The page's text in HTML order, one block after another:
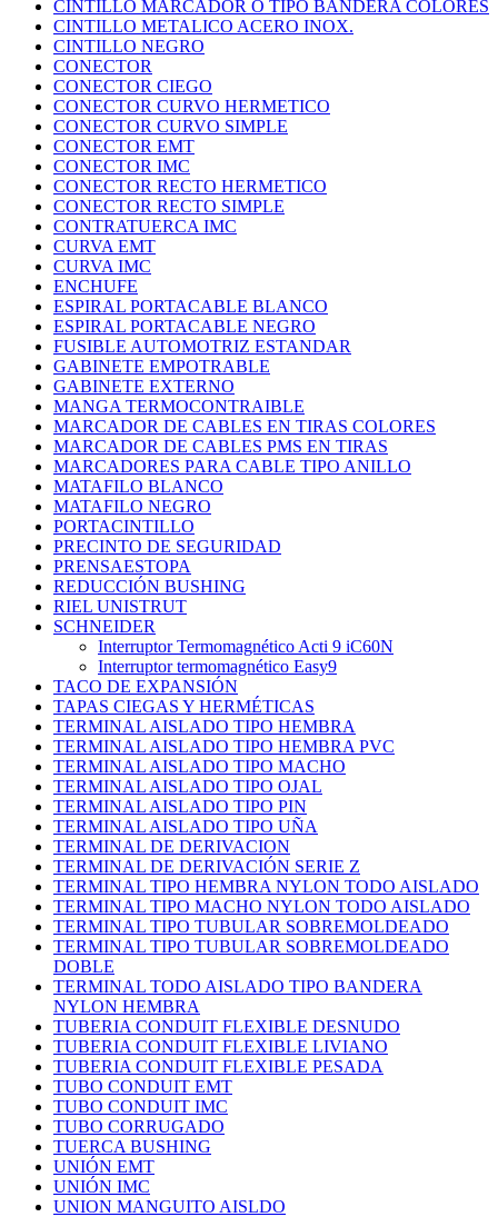
CINTILLO MARCADOR O TIPO BANDERA COLORES
CINTILLO METALICO ACERO INOX.
CINTILLO NEGRO
CONECTOR
CONECTOR CIEGO
CONECTOR CURVO HERMETICO
CONECTOR CURVO SIMPLE
CONECTOR EMT
CONECTOR IMC
CONECTOR RECTO HERMETICO
CONECTOR RECTO SIMPLE
CONTRATUERCA IMC
CURVA EMT
CURVA IMC
ENCHUFE
ESPIRAL PORTACABLE BLANCO
ESPIRAL PORTACABLE NEGRO
FUSIBLE AUTOMOTRIZ ESTANDAR
GABINETE EMPOTRABLE
GABINETE EXTERNO
MANGA TERMOCONTRAIBLE
MARCADOR DE CABLES EN TIRAS COLORES
MARCADOR DE CABLES PMS EN TIRAS
MARCADORES PARA CABLE TIPO ANILLO
MATAFILO BLANCO
MATAFILO NEGRO
PORTACINTILLO
PRECINTO DE SEGURIDAD
PRENSAESTOPA
REDUCCIÓN BUSHING
RIEL UNISTRUT
SCHNEIDER
Interruptor Termomagnético Acti 9 iC60N
Interruptor termomagnético Easy9
TACO DE EXPANSIÓN
TAPAS CIEGAS Y HERMÉTICAS
TERMINAL AISLADO TIPO HEMBRA
TERMINAL AISLADO TIPO HEMBRA PVC
TERMINAL AISLADO TIPO MACHO
TERMINAL AISLADO TIPO OJAL
TERMINAL AISLADO TIPO PIN
TERMINAL AISLADO TIPO UÑA
TERMINAL DE DERIVACION
TERMINAL DE DERIVACIÓN SERIE Z
TERMINAL TIPO HEMBRA NYLON TODO AISLADO
TERMINAL TIPO MACHO NYLON TODO AISLADO
TERMINAL TIPO TUBULAR SOBREMOLDEADO
TERMINAL TIPO TUBULAR SOBREMOLDEADO
DOBLE
TERMINAL TODO AISLADO TIPO BANDERA
NYLON HEMBRA
TUBERIA CONDUIT FLEXIBLE DESNUDO
TUBERIA CONDUIT FLEXIBLE LIVIANO
TUBERIA CONDUIT FLEXIBLE PESADA
TUBO CONDUIT EMT
TUBO CONDUIT IMC
TUBO CORRUGADO
TUERCA BUSHING
UNIÓN EMT
UNIÓN IMC
UNION MANGUITO AISLDO